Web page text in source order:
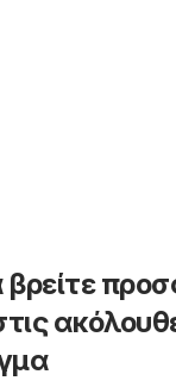
βρείτε